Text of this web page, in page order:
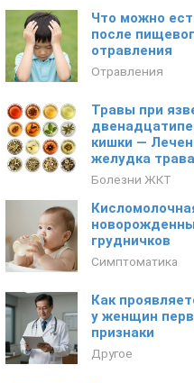
Что можно
после
отравления
Отравления
Травы при
кишки —
желудка
Болезни ЖКТ
грудничков
Симптоматика
Как
у женщин
признаки
Другое